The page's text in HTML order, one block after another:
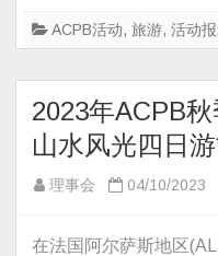
ACPB活动, 旅游, 活动
2023年ACPB
山水风光四日
理事会 04/10/2023
在法国阿尔萨斯地区